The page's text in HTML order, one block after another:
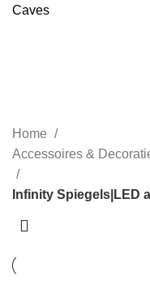
Infinity
Home
Accessoires &
Infinity Spiegels|LED